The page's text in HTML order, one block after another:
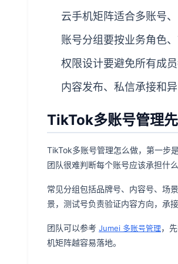
云手机矩阵适合多账号
账号分组要按业务角色
权限设计要避免所有成
内容发布、私信承接和
TikTok多账号管理
TikTok多账号管理怎么做，第一步
团队很难判断每个账号应该承担什么
常见分组包括品牌号、内容号、场
景，测试号负责验证内容方向，承
团队可以参考 Jumei 多账号管理，
机矩阵越容易落地。